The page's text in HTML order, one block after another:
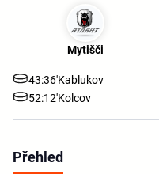
Mytišči
43:36'Kablukov
52:12'Kolcov
Přehled